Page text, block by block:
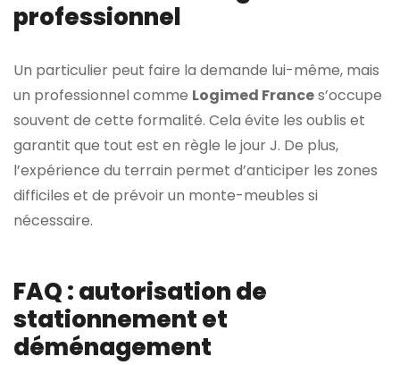
professionnel
Un particulier peut faire la demande lui-même, mais
un professionnel comme Logimed Frances’occupe
souvent de cette formalité. Cela évite les oublis et
garantit que tout est en règle le jour J. De plus,
l’expérience du terrain permet d’anticiper les zones
difficiles et de prévoir un monte-meubles si
nécessaire.
FAQ : autorisation de
stationnement et
déménagement